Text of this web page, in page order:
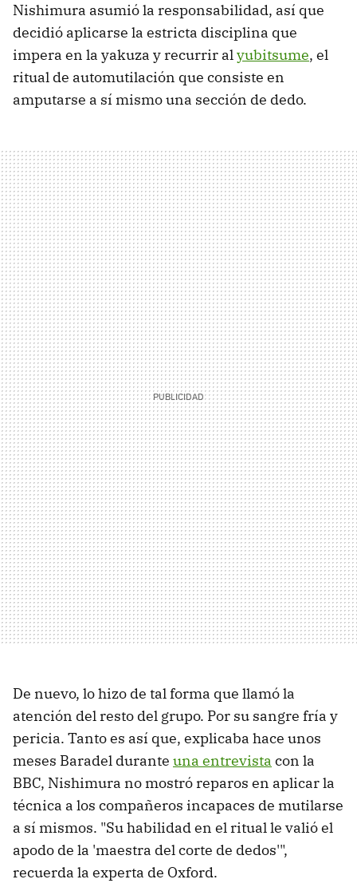
Nishimura asumió la responsabilidad, así que
decidió aplicarse la estricta disciplina que
impera en la yakuza y recurrir alyubitsume, el
ritual de automutilación que consiste en
amputarse a sí mismo una sección de dedo.
De nuevo, lo hizo de tal forma que llamó la
atención del resto del grupo. Por su sangre fría y
pericia. Tanto es así que, explicaba hace unos
meses Baradel durante una entrevista con la
BBC, Nishimura no mostró reparos en aplicar la
técnica a los compañeros incapaces de mutilarse
a sí mismos. "Su habilidad en el ritual le valió el
apodo de la 'maestra del corte de dedos'",
recuerda la experta de Oxford.